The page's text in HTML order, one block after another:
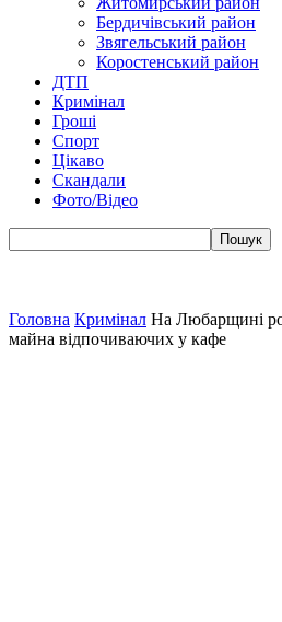
Бердичівський район
Звягельський район
Коростенський район
ДТП
Кримінал
Гроші
Спорт
Цікаво
Скандали
Фото/Відео
Головна Кримінал На Любарщині
майна відпочиваючих у кафе